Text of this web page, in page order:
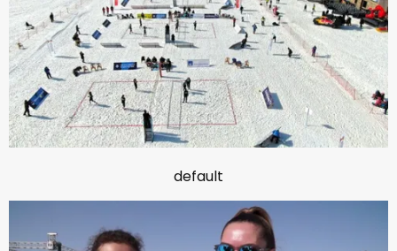
default